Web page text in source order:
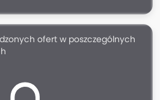
ofert w poszczególnych